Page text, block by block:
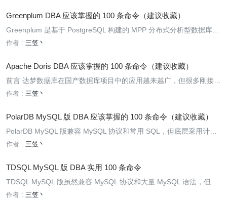
并兼容
Greenplum DBA 应该掌握的 100 条命令（建议收藏）
Greenplum 是基于 PostgreSQL 构建的 MPP 分布式分析型数据库，
由 Coordinator、Standby Coordinator、Primary Segment 和 Mirror
作者 : 三笠丶
Apache Doris DBA 应该掌握的 100 条命令（建议收藏）
前言 达梦数据库在国产数据库项目中的应用越来越广，但很多刚接触
DM8 的 DBA，仍然习惯按照 Oracle、MySQL 或 PostgreSQL 的运
作者 : 三笠丶
PolarDB MySQL 版 DBA 应该掌握的 100 条命令（建议收藏）
PolarDB MySQL 版兼容 MySQL 协议和常用 SQL，但底层采用计算
与存储分离架构。一个集群通常包含主节点、只读节点、集群地址和
分。 因此，排查
作者 : 三笠丶
TDSQL MySQL 版 DBA 实用 100 条命令
TDSQL MySQL 版虽然兼容 MySQL 协议和大量 MySQL 语法，但它
并不是在单机 MySQL 外面简单加一层代理。对于 InnoDB 引擎分布
作者 : 三笠丶